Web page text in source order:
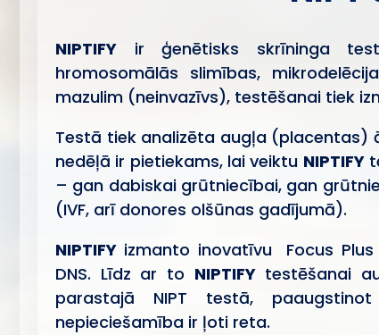
NIPTIFY ir ģenētisks skrīninga
hromosomālās slimības,
mazulim (neinvazīvs), testēšanai tiek
Testā tiek analizēta augļa (placentas)
nedēļā ir pietiekams, lai veiktu NIPTIFY
– gan dabiskai grūtniecībai, gan
(IVF, arī donores olšūnas gadījumā).
NIPTIFY izmanto inovatīvu Focus
DNS. Līdz ar to NIPTIFYtestēšanai
parastajā NIPT testā,
nepieciešamība ir ļoti reta.